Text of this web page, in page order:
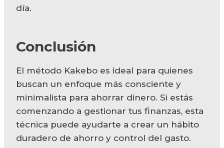
día.
Conclusión
El método Kakebo es ideal para quienes
buscan un enfoque más consciente y
minimalista para ahorrar dinero. Si estás
comenzando a gestionar tus finanzas, esta
técnica puede ayudarte a crear un hábito
duradero de ahorro y control del gasto.